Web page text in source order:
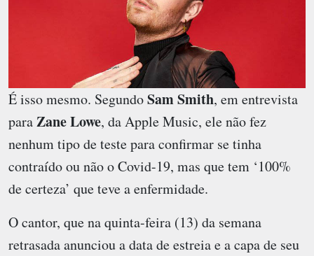
É isso mesmo. SegundoSam Smith, em entrevista
paraZane Lowe, da Apple Music, ele não fez
nenhum tipo de teste para confirmar se tinha
contraído ou não o Covid-19, mas que tem ‘100%
de certeza’ que teve a enfermidade.
O cantor, que na quinta-feira (13) da semana
retrasada anunciou a data de estreia e a capa de seu